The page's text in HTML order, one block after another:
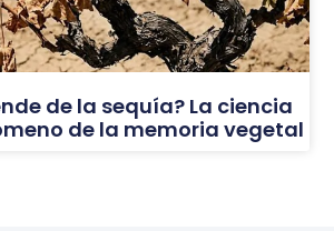
de la sequía? La ciencia
de la memoria vegetal